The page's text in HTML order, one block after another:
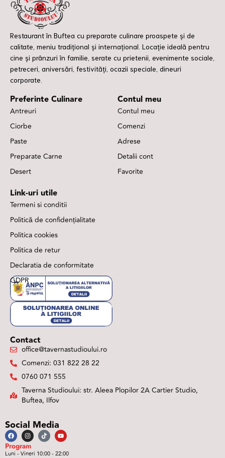
Restaurant în Buftea cu preparate culinare proaspete și de
calitate, meniu tradițional și internațional. Locație ideală pentru
cine și prânzuri în familie, serate cu prietenii, evenimente sociale,
petreceri, aniversări, festivități, ocazii speciale, dineuri
corporate.
Preferinte Culinare
Antreuri
Ciorbe
Paste
Preparate Carne
Desert
Contul meu
Contul meu
Comenzi
Adrese
Detalii cont
Favorite
Link-uri utile
Termeni si conditii
Politică de confidențialitate
Politica cookies
Politica de retur
Declaratia de conformitate
GDPR
Contact
office@tavernastudioului.ro
Comenzi: 031 822 28 22
0760 071 555
Taverna Studioului: str. Aleea Plopilor 2A Cartier Studio,
Buftea, Ilfov
Social Media
Program
Luni - Vineri 10:00 - 22:00